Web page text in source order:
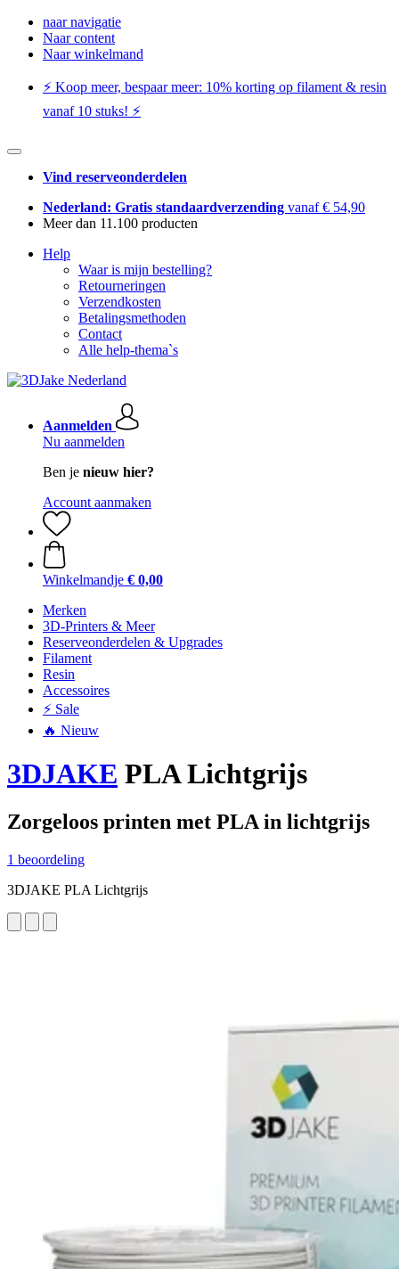
naar navigatie
Naar content
Naar winkelmand
⚡️ Koop meer, bespaar meer: ​​10% korting op filament & resin
vanaf 10 stuks! ⚡️
Vind reserveonderdelen
Nederland: Gratis standaardverzending vanaf € 54,90
Meer dan 11.100 producten
Help
Waar is mijn bestelling?
Retourneringen
Verzendkosten
Betalingsmethoden
Contact
Alle help-thema`s
Aanmelden
Nu aanmelden
Ben je nieuw hier?
Account aanmaken
Winkelmandje € 0,00
Merken
3D-Printers & Meer
Reserveonderdelen & Upgrades
Filament
Resin
Accessoires
⚡ Sale
🔥 Nieuw
3DJAKE PLA Lichtgrijs
Zorgeloos printen met PLA in lichtgrijs
1 beoordeling
3DJAKE PLA Lichtgrijs